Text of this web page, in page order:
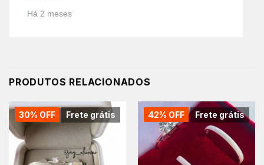
Há 2 meses
PRODUTOS RELACIONADOS
Frete grátis
30% OFF Frete grátis
42% OFF